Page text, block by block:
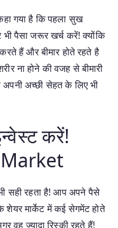
गया है कि पहला सुख
पैसा जरूर खर्च करें! क्योंकि
हैं और बीमार होते रहते है
ना होने की वजह से बीमारी
अच्छी सेहत के लिए भी
करें!
सही रहता है! आप अपने पैसे
शेयर मार्केट में कई सेगमेंट होते
वह ज्यादा रिस्की रहते हैं!